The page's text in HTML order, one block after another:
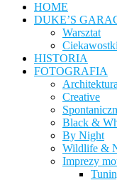
HOME
DUKE’S
Warsztat
HISTORIA
FOTOGRAFIA
Creative
Black &
By Night
Wildlife &
Imprezy